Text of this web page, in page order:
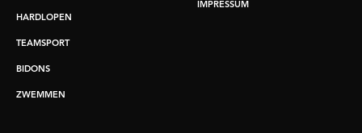
HARDLOPEN
TEAMSPORT
BIDONS
ZWEMMEN
IMPRESSUM